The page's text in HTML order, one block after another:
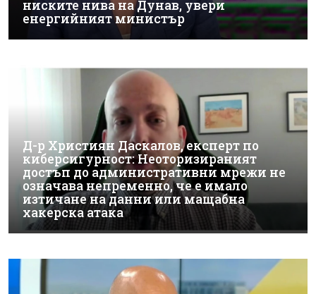
ниските нива на Дунав, увери
енергийният министър
Д-р Християн Даскалов, експерт по
киберсигурност: Неоторизираният
достъп до административни мрежи не
означава непременно, че е имало
изтичане на данни или мащабна
хакерска атака